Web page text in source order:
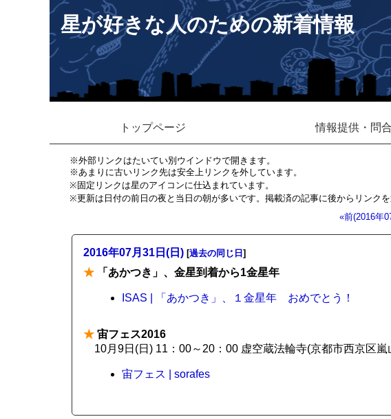
星が好きな人のための新着情報
トップページ 情報提供・問
※外部リンクはたいてい別ウインドウで開きます。
※あまりに古いリンク先は安全上リンクを外しています。
※固定リンクは星のアイコンに仕込まれています。
※更新は日付の前日の夜と当日の朝が多いです。掲載済の記事に後からリンクを
«前(2016年
2016年07月31日(日) [過去の同じ日 ]
★ 「あかつき」、金星到着から1金星年
ISAS | 「あかつき」、１金星年 おめでとう！
★ 宙フェス2016
10月9日(日) 11：00～20：00 虚空蔵法輪寺(京都市西京区
宙フェス | sorafes